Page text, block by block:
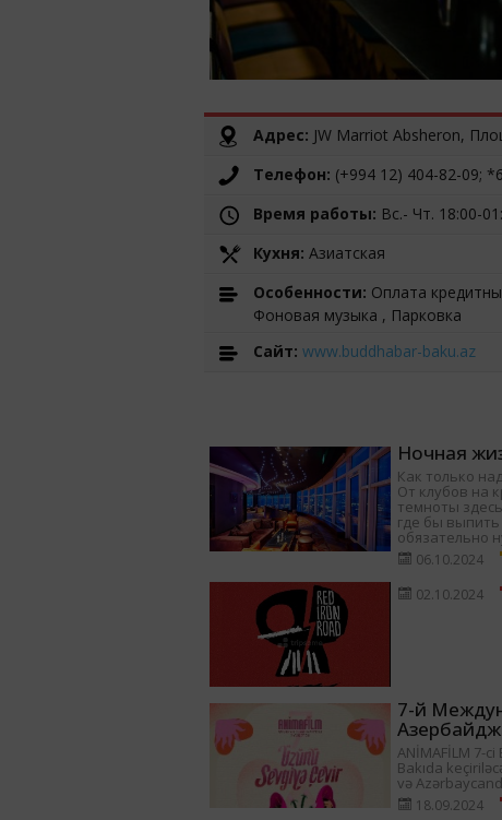
Адрес: JW Marriot Absheron,
Телефон: (+994 12) 404-82-09;
Время работы: Вс.- Чт. 18:00-
Кухня: Азиатская
Особенности: Оплата
Фоновая музыка , Парковка
Cайт: www.buddhabar-baku.az
Ночная
Как только
От клубов на
темноты
где бы
обязательно
06.10.2024
02.10.2024
7-й
ANİMAFİLM 7-
Bakıda
və
18.09.2024